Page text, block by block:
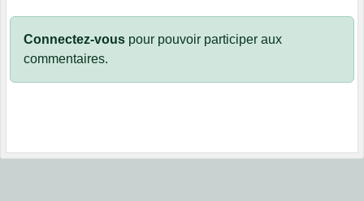
Connectez-vous pour pouvoir participer aux
commentaires.